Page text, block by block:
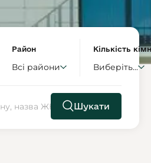
Район
Всі райони
Кількість
Виберіть...
Шукати